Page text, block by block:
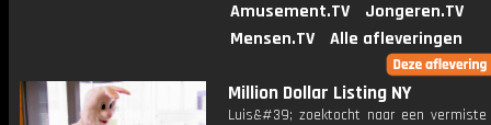
Amusement.TV
Jongeren.TV
Mensen.TV
Alle afleveringen
Million Dollar Listing NY
Luis&#39; zoektocht naar een vermiste